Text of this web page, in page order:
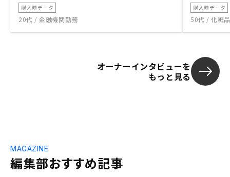
購入時データ
20代 / 金融機関勤務
購入時データ
50代 / 化粧
オーナーインタビューを
もっと見る
編集部おすすめ記事
MAGAZINE